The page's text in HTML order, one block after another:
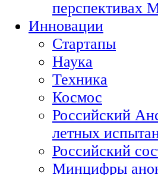
перспективах
Инновации
Стартапы
Наука
Техника
Космос
Российский
летных
Российский
Минцифры